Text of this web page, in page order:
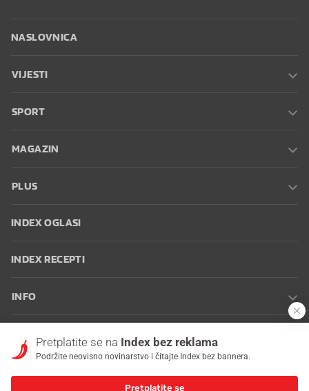
NASLOVNICA
VIJESTI
SPORT
MAGAZIN
PLUS
INDEX OGLASI
INDEX RECEPTI
INFO
korištenja
Postavke kolačića
Pretplatite se na Index bez reklama
Podržite neovisno novinarstvo i čitajte Index bez bannera.
Pretplatite se